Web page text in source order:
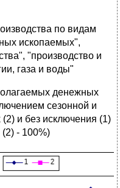
по видам
ископаемых",
"производство и
газа и воды"
денежных
сезонной и
и без исключения (1)
(2) - 100%)